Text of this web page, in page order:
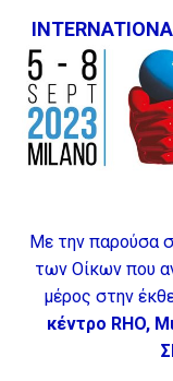
Με την παρούσα
των Οίκων που
μέρος στην
κέντρο RHO,